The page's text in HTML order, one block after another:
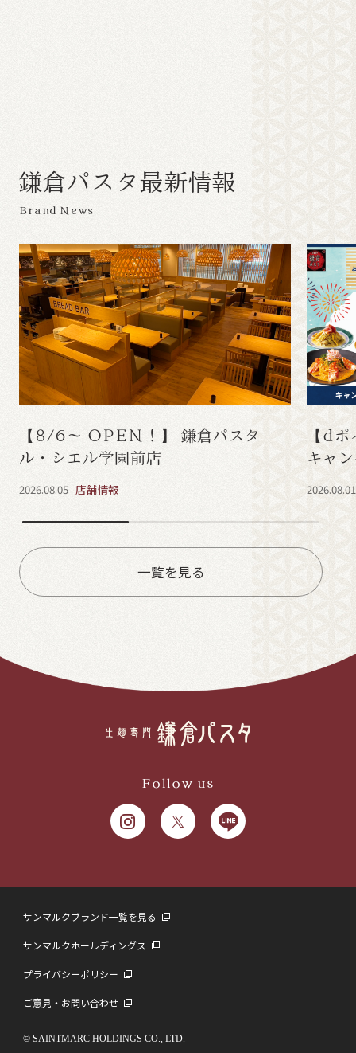
鎌倉パ ス タ最新情報
Brand News
【8/6～ OPEN！】 鎌倉パスタ
ル・シエル学園前店
2026.08.05 店舗情報
【d
キャ
2026.08.01
一覧を見る
Follow us
サンマルクブランド一覧を見る
サンマルクホールディングス
プライバシーポリシー
ご意見・お問い合わせ
© SAINTMARC HOLDINGS CO., LTD.